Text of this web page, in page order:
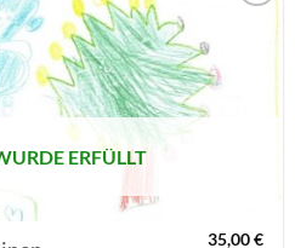
AUF MEINE
MERKLISTE
SETZEN
ERFÜLLT
35,00€